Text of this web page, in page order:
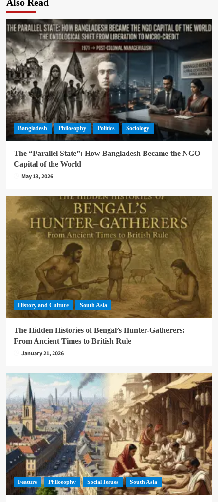
Also Read
Bangladesh Philosophy Politics Sociology
The “Parallel State”: How Bangladesh Became the NGO
Capital of the World
May 13, 2026
History and Culture South Asia
The Hidden Histories of Bengal’s Hunter-Gatherers:
From Ancient Times to British Rule
January 21, 2026
Feature Philosophy Social Issues South Asia